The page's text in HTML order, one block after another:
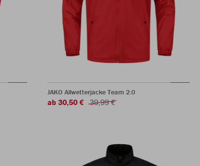
JAKO Allwetterjacke Team 2.0
ab 30,50 € 39,99 €